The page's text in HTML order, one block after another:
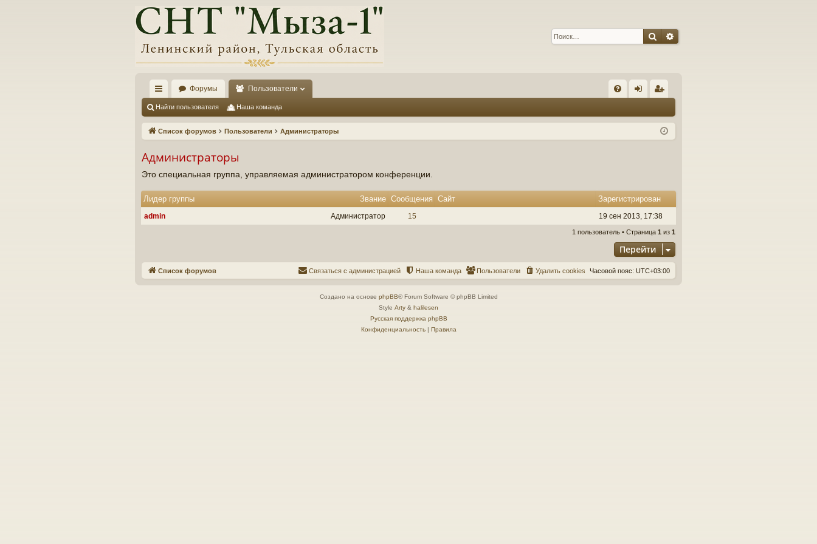
ПоискРасширенный поиск
с
ы
и
Форумы Пользователи
Q д ис
Найти пользователя Наша команда
Список форумов Пользователи Администраторы
Администраторы
Это специальная группа, управляемая администратором конференции.
Звание
Лидер группы Сообщения Сайт Зарегистрирован
Администратор
admin 15 19 сен 2013, 17:38
1 пользователь • Страница 1 из 1
Перейти
Список форумов Часовой пояс: UTC+03:00
Удалить cookies
Пользователи
Наша команда
Связаться с администрацией
Создано на основе phpBB® Forum Software © phpBB Limited
Style Arty & halilesen
Русская поддержка phpBB
Конфиденциальность| Правила